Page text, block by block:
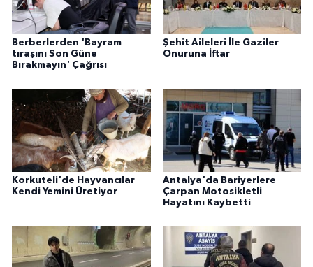
Berberlerden 'Bayram
tıraşını Son Güne
Bırakmayın' Çağrısı
Şehit Aileleri İle Gaziler
Onuruna İftar
Korkuteli'de Hayvancılar
Kendi Yemini Üretiyor
Antalya'da Bariyerlere
Çarpan Motosikletli
Hayatını Kaybetti